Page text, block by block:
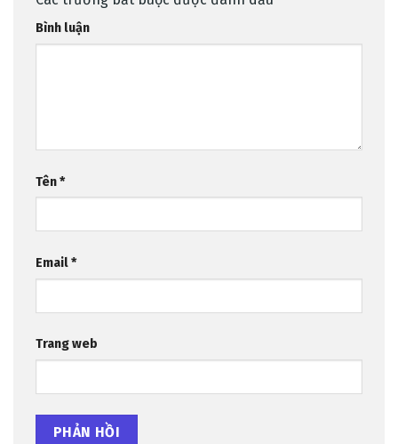
Bình luận
Tên*
Email*
Trang web